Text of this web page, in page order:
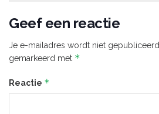
Geef een reactie
Je e-mailadres wordt niet gepubliceerd.
gemarkeerd met *
Reactie *